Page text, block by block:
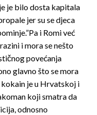
je bilo dosta kapitala
jer su se djeca
i Romi već
i mora se nešto
povećanja
glavno što se mora
je u Hrvatskoj i
koji smatra da
odnosno